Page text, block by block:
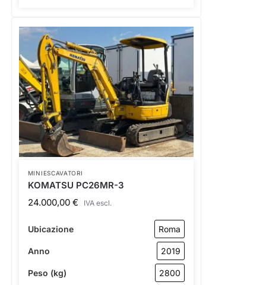
MINIESCAVATORI
KOMATSU PC26MR-3
24.000,00 € IVA escl.
Ubicazione Roma
Anno 2019
Peso (kg) 2800